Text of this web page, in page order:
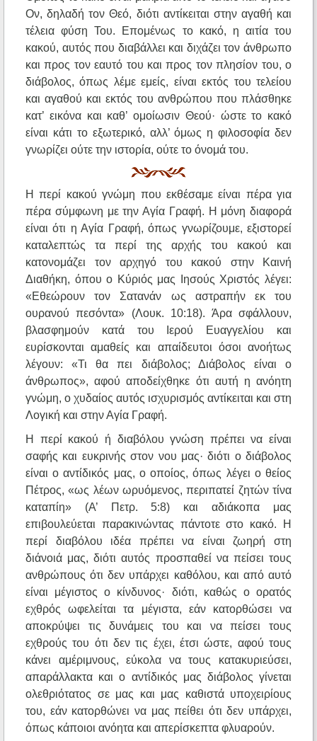
Ον, δηλαδή τον Θεό, διότι αντίκειται στην αγαθή και
τέλεια φύση Του. Επομένως το κακό, η αιτία του
κακού, αυτός που διαβάλλει και διχάζει τον άνθρωπο
και προς τον εαυτό του και προς τον πλησίον του, ο
διάβολος, όπως λέμε εμείς, είναι εκτός του τελείου
και αγαθού και εκτός του ανθρώπου που πλάσθηκε
κατ’ εικόνα και καθ’ ομοίωσιν Θεού· ώστε το κακό
είναι κάτι το εξωτερικό, αλλ’ όμως η φιλοσοφία δεν
γνωρίζει ούτε την ιστορία, ούτε το όνομά του.
Η περί κακού γνώμη που εκθέσαμε είναι πέρα για
πέρα σύμφωνη με την Αγία Γραφή. Η μόνη διαφορά
είναι ότι η Αγία Γραφή, όπως γνωρίζουμε, εξιστορεί
καταλεπτώς τα περί της αρχής του κακού και
κατονομάζει τον αρχηγό του κακού στην Καινή
Διαθήκη, όπου ο Κύριός μας Ιησούς Χριστός λέγει:
«Εθεώρουν τον Σατανάν ως αστραπήν εκ του
ουρανού πεσόντα» (Λουκ. 10:18). Άρα σφάλλουν,
βλασφημούν κατά του Ιερού Ευαγγελίου και
ευρίσκονται αμαθείς και απαίδευτοι όσοι ανοήτως
λέγουν: «Τι θα πει διάβολος; Διάβολος είναι ο
άνθρωπος», αφού αποδείχθηκε ότι αυτή η ανόητη
γνώμη, ο χυδαίος αυτός ισχυρισμός αντίκειται και στη
Λογική και στην Αγία Γραφή.
Η περί κακού ή διαβόλου γνώση πρέπει να είναι
σαφής και ευκρινής στον νου μας· διότι ο διάβολος
είναι ο αντίδικός μας, ο οποίος, όπως λέγει ο θείος
Πέτρος, «ως λέων ωρυόμενος, περιπατεί ζητών τίνα
καταπίη» (Α’ Πετρ. 5:8) και αδιάκοπα μας
επιβουλεύεται παρακινώντας πάντοτε στο κακό. Η
περί διαβόλου ιδέα πρέπει να είναι ζωηρή στη
διάνοιά μας, διότι αυτός προσπαθεί να πείσει τους
ανθρώπους ότι δεν υπάρχει καθόλου, και από αυτό
είναι μέγιστος ο κίνδυνος· διότι, καθώς ο ορατός
εχθρός ωφελείται τα μέγιστα, εάν κατορθώσει να
αποκρύψει τις δυνάμεις του και να πείσει τους
εχθρούς του ότι δεν τις έχει, έτσι ώστε, αφού τους
κάνει αμέριμνους, εύκολα να τους κατακυριεύσει,
απαράλλακτα και ο αντίδικός μας διάβολος γίνεται
ολεθριότατος σε μας και μας καθιστά υποχειρίους
του, εάν κατορθώνει να μας πείθει ότι δεν υπάρχει,
όπως κάποιοι ανόητα και απερίσκεπτα φλυαρούν.